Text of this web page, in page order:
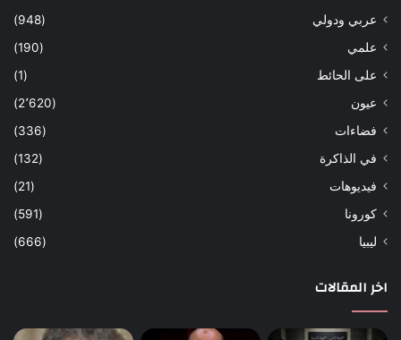
عربي ودولي
(948)
علمي
(190)
على الحائط
(1)
عيون
(2٬620)
فضاءات
(336)
في الذاكرة
(132)
فيديوهات
(21)
كورونا
(591)
ليبيا
(666)
اخر المقالات